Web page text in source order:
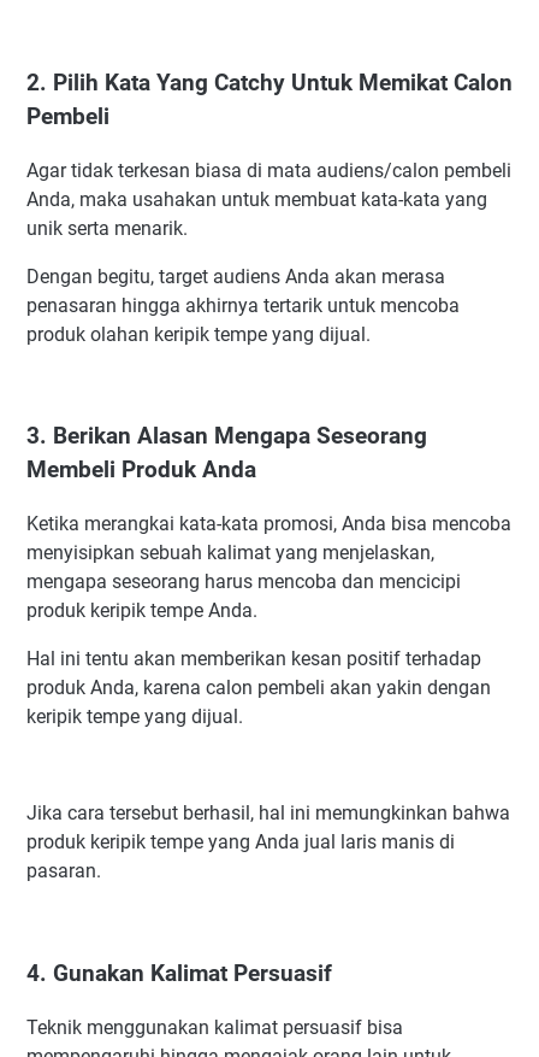
2. Pilih Kata Yang Catchy Untuk Memikat Calon
Pembeli
Agar tidak terkesan biasa di mata audiens/calon pembeli
Anda, maka usahakan untuk membuat kata-kata yang
unik serta menarik.
Dengan begitu, target audiens Anda akan merasa
penasaran hingga akhirnya tertarik untuk mencoba
produk olahan keripik tempe yang dijual.
3. Berikan Alasan Mengapa Seseorang
Membeli Produk Anda
Ketika merangkai kata-kata promosi, Anda bisa mencoba
menyisipkan sebuah kalimat yang menjelaskan,
mengapa seseorang harus mencoba dan mencicipi
produk keripik tempe Anda.
Hal ini tentu akan memberikan kesan positif terhadap
produk Anda, karena calon pembeli akan yakin dengan
keripik tempe yang dijual.
Jika cara tersebut berhasil, hal ini memungkinkan bahwa
produk keripik tempe yang Anda jual laris manis di
pasaran.
4. Gunakan Kalimat Persuasif
Teknik menggunakan kalimat persuasif bisa